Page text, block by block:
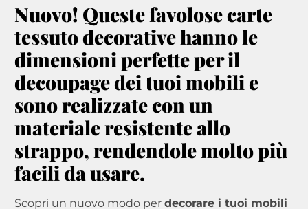
Nuovo! Queste favolose carte
tessuto decorative hanno le
dimensioni perfette per il
decoupage dei tuoi mobili e
sono realizzate con un
materiale resistente allo
strappo, rendendole molto più
facili da usare.
Scopri un nuovo modo per decorare i tuoi mobili